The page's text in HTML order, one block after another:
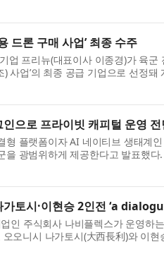
드론 구매 사업’ 최종 수주
업 프리뉴(대표이사 이종경)가 육군
사업’의 최종 공급 기업으로 선정돼
계를 확립하고 ‘50...
으로 프라이빗 캐피털 운영
형 플랫폼이자 AI 네이티브 생태계
을 광범위하게 제공한다고 발표했
데, 카르타는 창업자...
토시·이현승 2인전 ‘a
인 주식회사 나비플렉스가 운영하는
오니시 나가토시(大西長利)와 이현
)부터 8월 28일(...